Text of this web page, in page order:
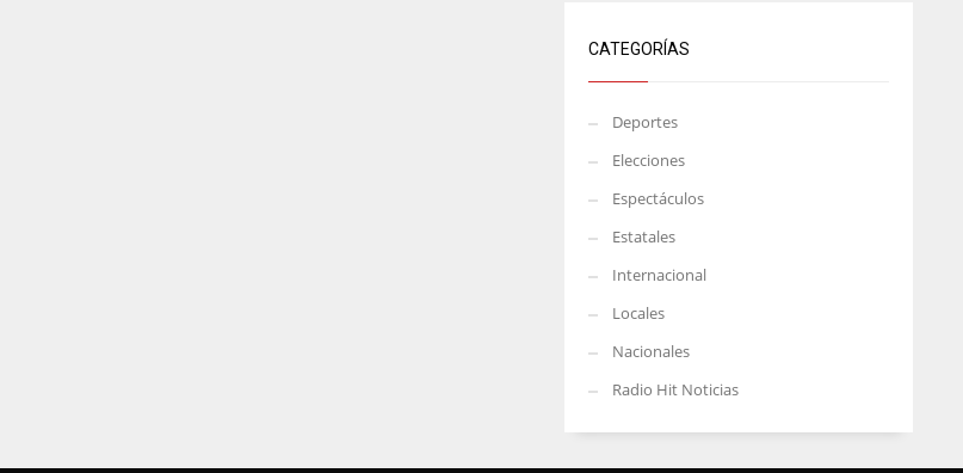
CATEGORÍAS
Deportes
Elecciones
Espectáculos
Estatales
Internacional
Locales
Nacionales
Radio Hit Noticias